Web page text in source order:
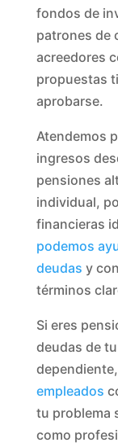
fondos de
patrones de
acreedores
propuestas
aprobarse.
Atendemos
ingresos
pensiones
individual,
financieras
podemos
deudas y
términos
Si eres
deudas de
empleados
tu problema
como